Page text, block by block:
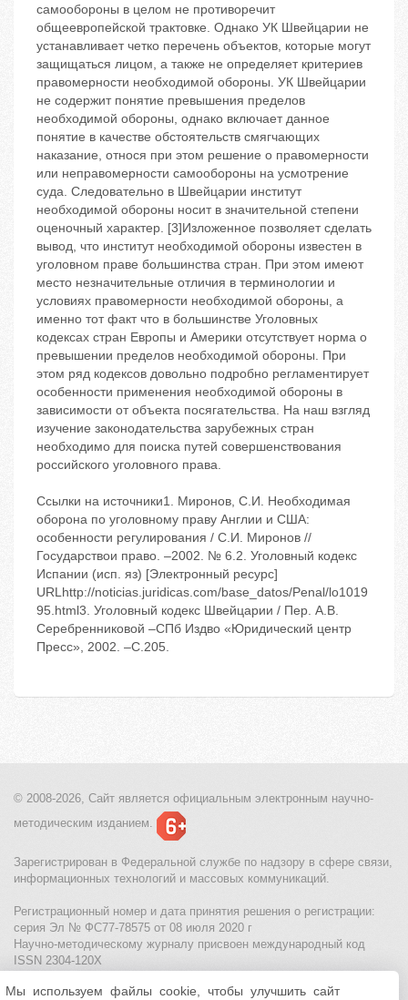
самообороны в целом не противоречит
общеевропейской трактовке. Однако УК Швейцарии не
устанавливает четко перечень объектов, которые могут
защищаться лицом, а также не определяет критериев
правомерности необходимой обороны. УК Швейцарии
не содержит понятие превышения пределов
необходимой обороны, однако включает данное
понятие в качестве обстоятельств смягчающих
наказание, относя при этом решение о правомерности
или неправомерности самообороны на усмотрение
суда. Следовательно в Швейцарии институт
необходимой обороны носит в значительной степени
оценочный характер. [3]Изложенное позволяет сделать
вывод, что институт необходимой обороны известен в
уголовном праве большинства стран. При этом имеют
место незначительные отличия в терминологии и
условиях правомерности необходимой обороны, а
именно тот факт что в большинстве Уголовных
кодексах стран Европы и Америки отсутствует норма о
превышении пределов необходимой обороны. При
этом ряд кодексов довольно подробно регламентирует
особенности применения необходимой обороны в
зависимости от объекта посягательства. На наш взгляд
изучение законодательства зарубежных стран
необходимо для поиска путей совершенствования
российского уголовного права.
Ссылки на источники1. Миронов, С.И. Необходимая
оборона по уголовному праву Англии и США:
особенности регулирования / С.И. Миронов //
Государствои право. –2002. № 6.2. Уголовный кодекс
Испании (исп. яз) [Электронный ресурс]
URLhttp://noticias.juridicas.com/base_datos/Penal/lo1019
95.html3. Уголовный кодекс Швейцарии / Пер. А.В.
Серебренниковой –СПб Издво «Юридический центр
Пресс», 2002. –С.205.
© 2008-2026, Сайт является официальным электронным научно-
методическим изданием.
Зарегистрирован в Федеральной службе по надзору в сфере связи,
информационных технологий и массовых коммуникаций.
Регистрационный номер и дата принятия решения о регистрации:
серия Эл № ФС77-78575 от 08 июля 2020 г
Научно-методическому журналу присвоен международный код
ISSN 2304-120X
МЦИТО|Школьные олимпиады и онлайн конкурсы для детей
Мы используем файлы cookie, чтобы улучшить сайт